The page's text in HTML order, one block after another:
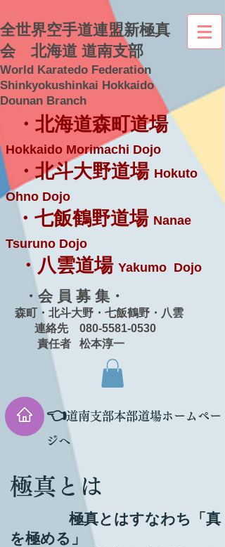
全世界空手道連盟新極真
会 北海道 道南支部
World Karatedo Federation
Shinkyokushinkai Hokkaido
Dounan Branch
・北海道森町道場
Hokkaido Morimachi Dojo
・北斗大野道場 Hokuto
Ohno Dojo
・七飯鶴野道場 Nanae
Tsuruno Dojo
・八雲道場 Yakumo Dojo
・会 員 募 集・
森町・北斗大野・七飯鶴野・八雲
連絡先 080-5581-0530
責任者 松本淳一
👈道南支部本部道場ホームペー
ジへ
極真とは
極真とはすなわち「真
を極める」